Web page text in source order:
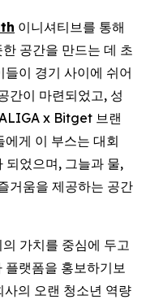
이니셔티브를 통해
공간을 만드는 데 초
이 경기 사이에 쉬어
간이 마련되었고, 성
x Bitget 브랜
게 이 부스는 대회
되었으며, 그늘과 물,
거움을 제공하는 공간
가치를 중심에 두고
랫폼을 홍보하기보
사의 오랜 청소년 역량